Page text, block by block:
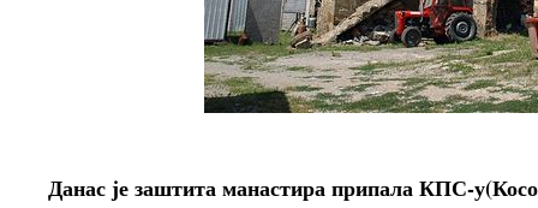
Данас је заштита манастира припала КПС-